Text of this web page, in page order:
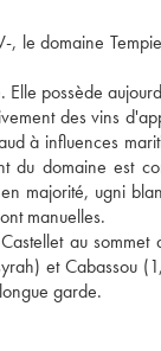
le domaine
possède
des vins
à influences
du domaine est
majorité, ugni
manuelles.
au
et Cabassou
garde.